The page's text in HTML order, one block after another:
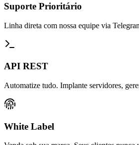
Suporte Prioritário
Linha direta com nossa equipe via
API REST
Automatize tudo. Implante servidores,
White Label